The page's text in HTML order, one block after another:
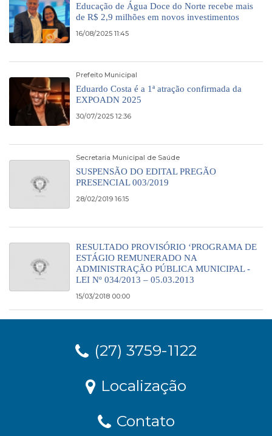
Educação de Água Doce do Norte recebe mais
de R$ 2,9 milhões em novos investimentos
16/08/2025 11:45
Prefeito Municipal
Eduardo Costa é a 1ª atração confirmada da
EXPOADN 2025
30/07/2025 12:36
Secretaria Municipal de Saúde
SUSPENSÃO DO EDITAL PREGÃO
PRESENCIAL 003/2019
28/02/2019 16:15
RESULTADO PROVISÓRIO ‘PROGRAMA DE
ESTÁGIO REMUNERADO NA
ADMINISTRAÇÃO PÚBLICA MUNICIPAL -
LEI Nº 034/2013 – 05.03.2013
15/03/2018 00:00
(27) 3759-1122
Localização
Contato